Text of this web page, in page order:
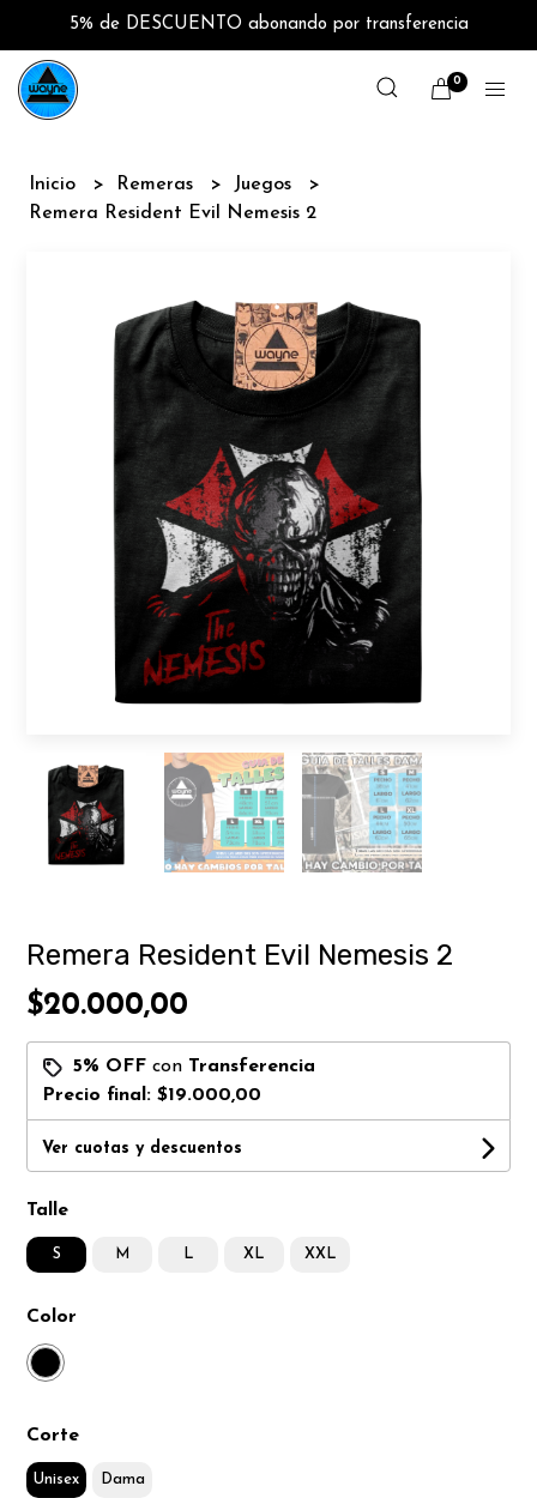
5% de DESCUENTO abonando por transferencia
0
Inicio Remeras
Juegos
Remera Resident Evil Nemesis 2
Remera Resident Evil Nemesis 2
$20.000,00
5% OFF con Transferencia
Precio final:$19.000,00
Ver cuotas y descuentos
Talle
S M L XL XXL
Color
Corte
Unisex Dama